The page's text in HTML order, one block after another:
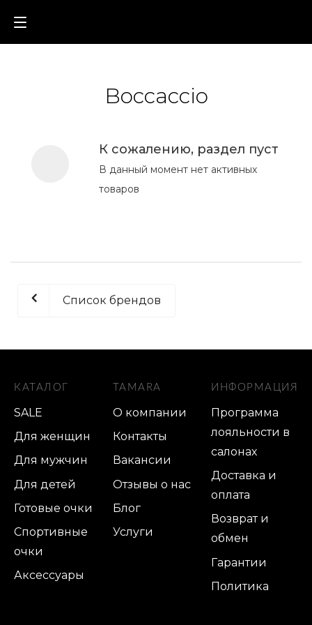
Boccaccio
К сожалению, раздел пуст
В данный момент нет активных
товаров
Список брендов
КАТАЛОГ
SALE
Для женщин
Для мужчин
Для детей
Готовые очки
Спортивные
очки
Аксессуары
TAMARA
О компании
Контакты
Вакансии
Отзывы о нас
Блог
Услуги
ИНФОРМАЦИЯ
Программа
лояльности в
салонах
Доставка и
оплата
Возврат и
обмен
Гарантии
Политика